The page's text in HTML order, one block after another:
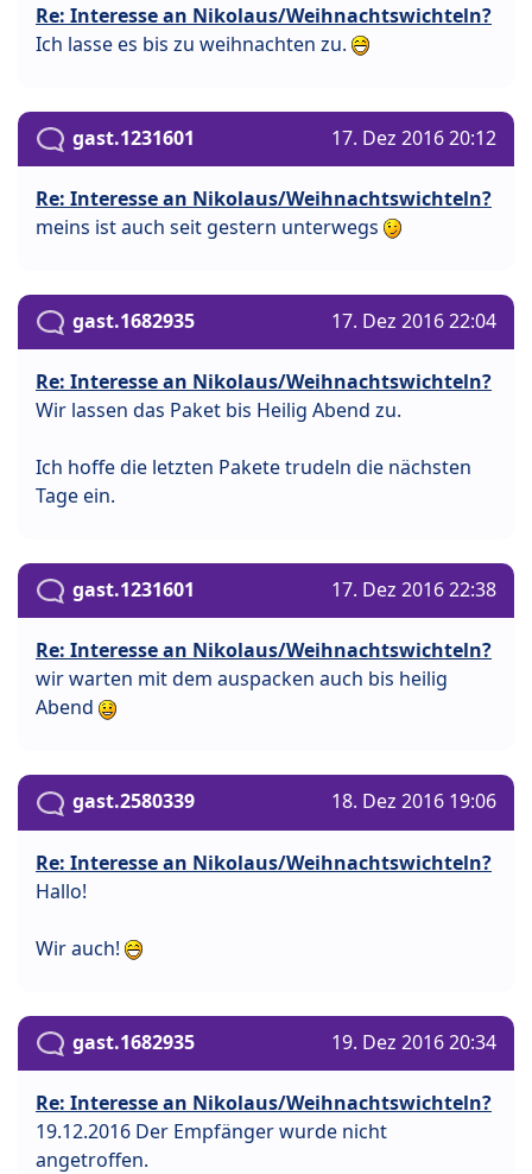
Re: Interesse an Nikolaus/Weihnachtswichteln?
Ich lasse es bis zu weihnachten zu.
gast.1231601 17. Dez 2016 20:12
Re: Interesse an Nikolaus/Weihnachtswichteln?
meins ist auch seit gestern unterwegs
gast.1682935 17. Dez 2016 22:04
Re: Interesse an Nikolaus/Weihnachtswichteln?
Wir lassen das Paket bis Heilig Abend zu.
Ich hoffe die letzten Pakete trudeln die nächsten
Tage ein.
gast.1231601 17. Dez 2016 22:38
Re: Interesse an Nikolaus/Weihnachtswichteln?
wir warten mit dem auspacken auch bis heilig
Abend
gast.2580339 18. Dez 2016 19:06
Re: Interesse an Nikolaus/Weihnachtswichteln?
Hallo!
Wir auch!
gast.1682935 19. Dez 2016 20:34
Re: Interesse an Nikolaus/Weihnachtswichteln?
19.12.2016 Der Empfänger wurde nicht
angetroffen.